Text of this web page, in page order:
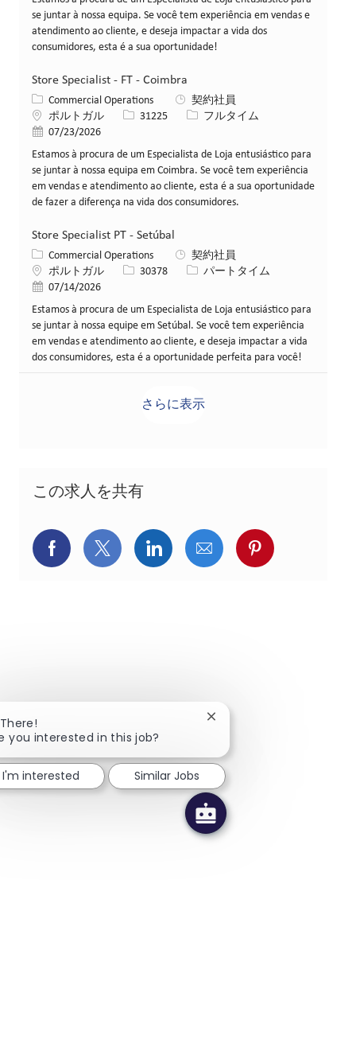
se juntar à nossa equipa. Se você tem experiência em vendas e
atendimento ao cliente, e deseja impactar a vida dos
consumidores, esta é a sua oportunidade!
Store Specialist - FT - Coimbra
カテゴリー
Commercial Operations
契約社員
場所ポルトガル 求人ID31225 役職フルタイム
投稿日07/23/2026
Estamos à procura de um Especialista de Loja entusiástico para
se juntar à nossa equipa em Coimbra. Se você tem experiência
em vendas e atendimento ao cliente, esta é a sua oportunidade
de fazer a diferença na vida dos consumidores.
Store Specialist PT - Setúbal
カテゴリー
Commercial Operations
契約社員
場所ポルトガル 求人ID30378 役職パートタイム
投稿日07/14/2026
Estamos à procura de um Especialista de Loja entusiástico para
se juntar à nossa equipe em Setúbal. Se você tem experiência
em vendas e atendimento ao cliente, e deseja impactar a vida
dos consumidores, esta é a oportunidade perfeita para você!
さらに表示
この求人を共有
Facebookでシェア
X(旧Twitter)でシェア
LinkedInでシェア
メールでシェア
Pinterestで
you interested in this job?
Close chatbot
I'm interested Similar Jobs